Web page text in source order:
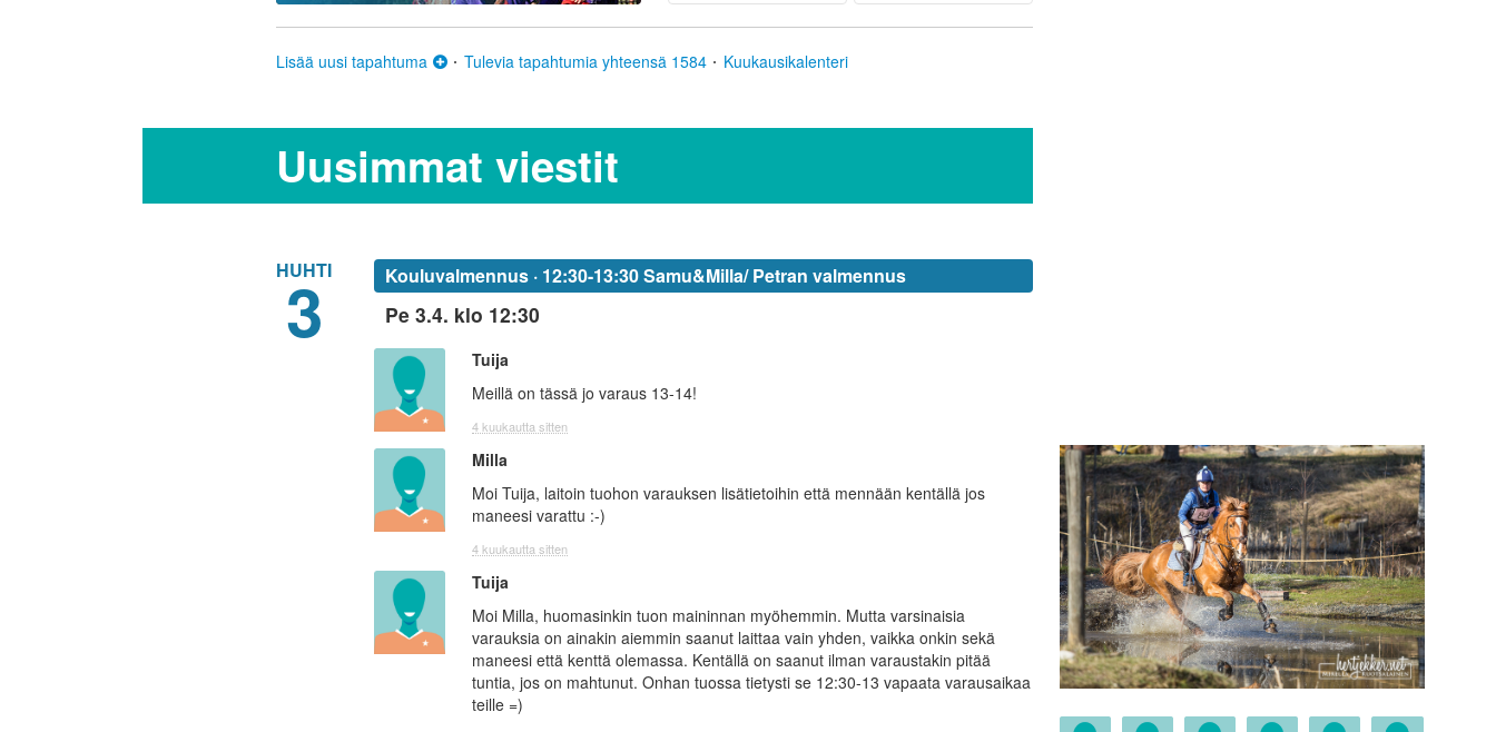
Lisää uusi tapahtuma Tulevia tapahtumia yhteensä 1584 Kuukausikalenteri
Uusimmat viestit
HUHTI
3 Kouluvalmennus · 12:30-13:30 Samu&Milla/ Petran valmennus
Pe 3.4. klo 12:30
Tuija
Meillä on tässä jo varaus 13-14!
4 kuukautta sitten
Milla
Moi Tuija, laitoin tuohon varauksen lisätietoihin että mennään kentällä jos
maneesi varattu :-)
4 kuukautta sitten
Tuija
Moi Milla, huomasinkin tuon maininnan myöhemmin. Mutta varsinaisia
varauksia on ainakin aiemmin saanut laittaa vain yhden, vaikka onkin sekä
maneesi että kenttä olemassa. Kentällä on saanut ilman varaustakin pitää
tuntia, jos on mahtunut. Onhan tuossa tietysti se 12:30-13 vapaata varausaikaa
teille =)